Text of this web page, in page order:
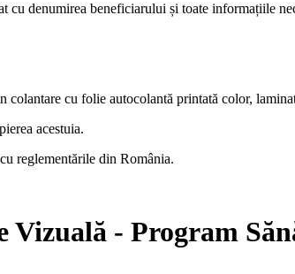
cu denumirea beneficiarului și toate informațiile
cu folie autocolantă printată color,
acestuia.
reglementările din România.
- Program